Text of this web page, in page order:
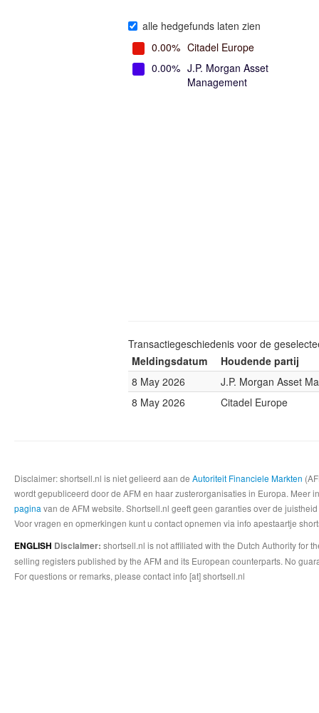
alle hedgefunds laten zien
0.00% Citadel Europe
0.00% J.P. Morgan Asset
Management
Transactiegeschiedenis voor de
Meldingsdatum
Houdende partij
8 May 2026
J.P. Morgan Asset
8 May 2026
Citadel Europe
Disclaimer: shortsell.nl is niet gelieerd aan de Autoriteit Financiele Markten
wordt gepubliceerd door de AFM en haar zusterorganisaties in Europa.
pagina van de AFM website. Shortsell.nl geeft geen garanties over de
Voor vragen en opmerkingen kunt u contact opnemen via info apestaartje
ENGLISH Disclaimer: shortsell.nl is not affiliated with the Dutch Authority for
selling registers published by the AFM and its European counterparts. No
For questions or remarks, please contact info [at] shortsell.nl